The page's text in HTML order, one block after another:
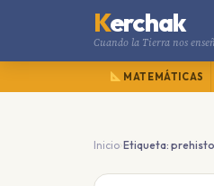
Kerchak
Cuando la Tierra nos
MATEMÁTICAS
Inicio›Etiqueta: